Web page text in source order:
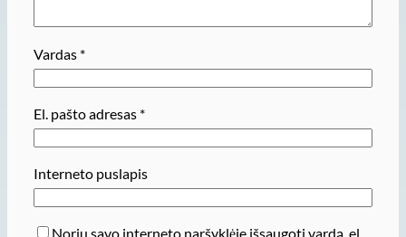
Vardas *
El. pašto adresas *
Interneto puslapis
Noriu savo interneto naršyklėje išsaugoti vardą, el.